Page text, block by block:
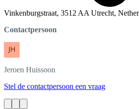
Vinkenburgstraat, 3512 AA Utrecht,
Contactpersoon
Jeroen Huissoon
Stel de contactpersoon een vraag